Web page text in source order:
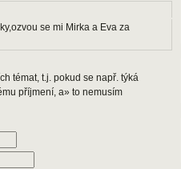
se mi Mirka a Eva za
témat, t.j. pokud se např. týká
příjmení, a» to nemusím